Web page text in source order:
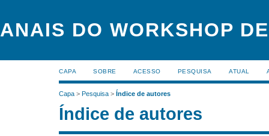
ANAIS DO WORKSHOP
CAPA SOBRE ACESSO PESQUISA ATUAL
Capa > Pesquisa > Índice de autores
Índice de autores